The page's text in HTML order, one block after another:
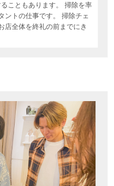
こともあります。 掃除を率
ントの仕事です。 掃除チェ
店全体を終礼の前までにき